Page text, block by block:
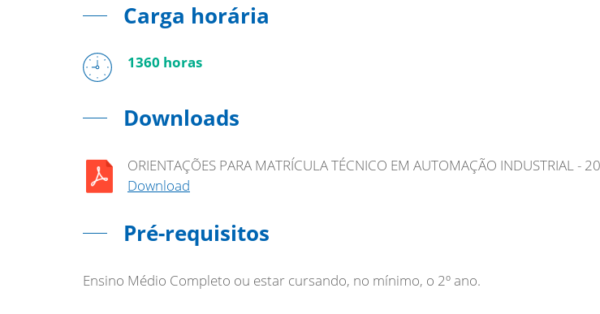
Carga horária
1360 horas
Downloads
ORIENTAÇÕES PARA MATRÍCULA TÉCNICO EM AUTOMAÇÃO INDUSTRIAL -
Download
Pré-requisitos
Ensino Médio Completo ou estar cursando, no mínimo, o 2º ano.